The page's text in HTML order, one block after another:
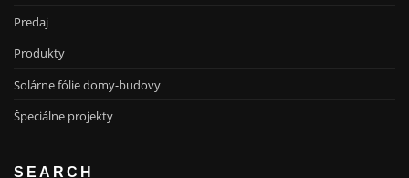
Predaj
Produkty
Solárne fólie domy-budovy
Špeciálne projekty
SEARCH